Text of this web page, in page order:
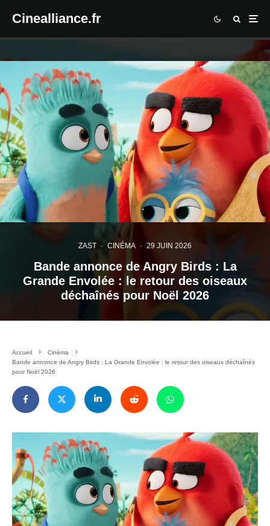
Cinealliance.fr
ZAST · CINÉMA · 29 JUIN 2026
Bande annonce de Angry Birds : La
Grande Envolée : le retour des oiseaux
déchaînés pour Noël 2026
Accueil
Cinéma
Bande annonce de Angry Birds : La Grande Envolée : le retour des oiseaux déchaînés
pour Noël 2026